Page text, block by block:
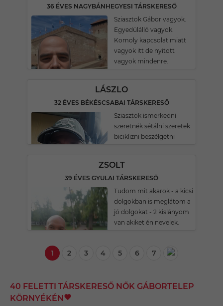
36 ÉVES NAGYBÁNHEGYESI TÁRSKERESŐ
Sziasztok Gábor vagyok.
Egyedülálló vagyok.
Komoly kapcsolat miatt
vagyok itt de nyitott
vagyok mindenre.
LÁSZLO
32 ÉVES BÉKÉSCSABAI TÁRSKERESŐ
Sziasztok ismerkedni
szeretnék sétálni szeretek
biciklizni beszélgetni
ZSOLT
39 ÉVES GYULAI TÁRSKERESŐ
Tudom mit akarok - a kicsi
dolgokban is meglátom a
jó dolgokat - 2 kislányom
van akiket én nevelek.
1 2 3 4 5 6 7
40 FELETTI TÁRSKERESŐ NŐK GÁBORTELEP
KÖRNYÉKÉN